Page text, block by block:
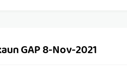
GAP 8-Nov-2021